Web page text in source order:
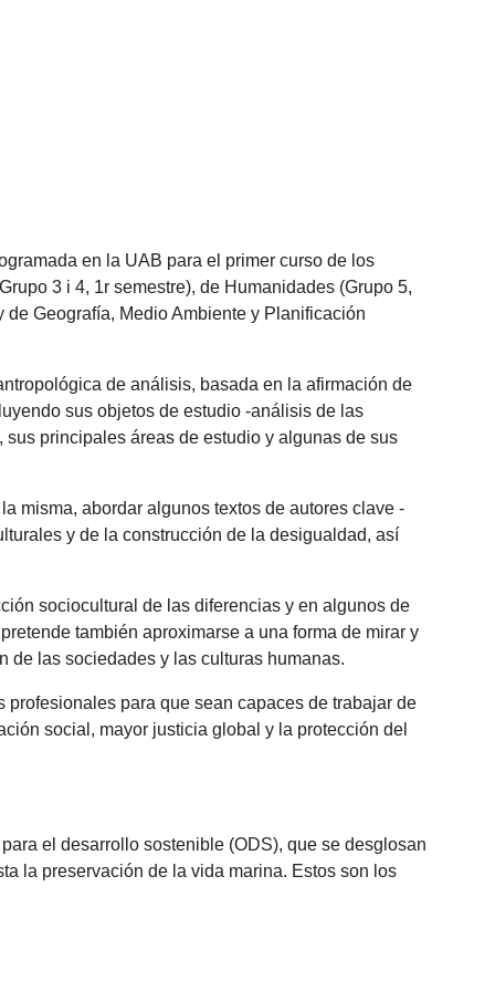
en la UAB para el primer curso de los
3 i 4, 1r semestre), de Humanidades (Grupo 5,
de Geografía, Medio Ambiente y Planificación
de análisis, basada en la afirmación de
sus objetos de estudio -análisis de las
principales áreas de estudio y algunas de sus
misma, abordar algunos textos de autores clave -
y de la construcción de la desigualdad, así
sociocultural de las diferencias y en algunos de
también aproximarse a una forma de mirar y
de las sociedades y las culturas humanas.
para que sean capaces de trabajar de
social, mayor justicia global y la protección del
el desarrollo sostenible (ODS), que se desglosan
la preservación de la vida marina. Estos son los